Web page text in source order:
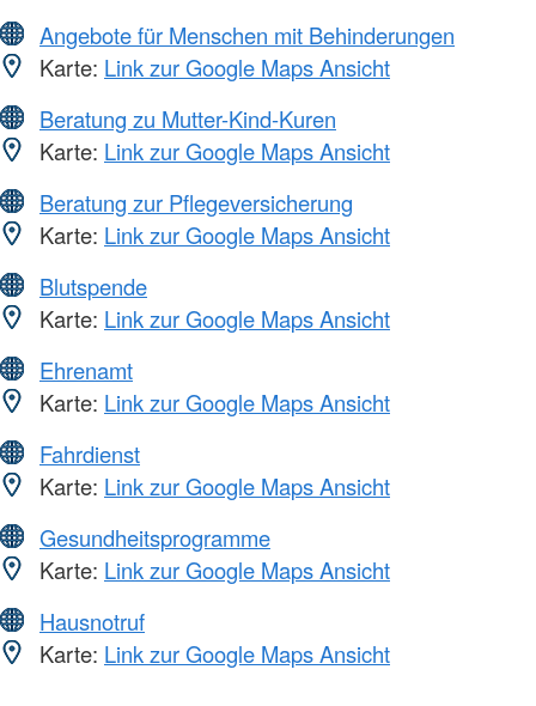
Angebote für Menschen mit Behinderungen
Karte: Link zur Google Maps Ansicht
Beratung zu Mutter-Kind-Kuren
Karte: Link zur Google Maps Ansicht
Beratung zur Pflegeversicherung
Karte: Link zur Google Maps Ansicht
Blutspende
Karte: Link zur Google Maps Ansicht
Ehrenamt
Karte: Link zur Google Maps Ansicht
Fahrdienst
Karte: Link zur Google Maps Ansicht
Gesundheitsprogramme
Karte: Link zur Google Maps Ansicht
Hausnotruf
Karte: Link zur Google Maps Ansicht